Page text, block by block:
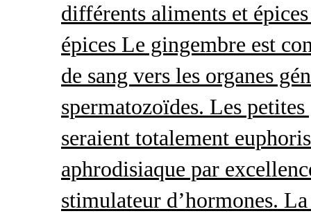
différents aliments et
épices Le gingembre est
de sang vers les organes
spermatozoïdes. Les
seraient totalement
aphrodisiaque par
stimulateur d’hormones.